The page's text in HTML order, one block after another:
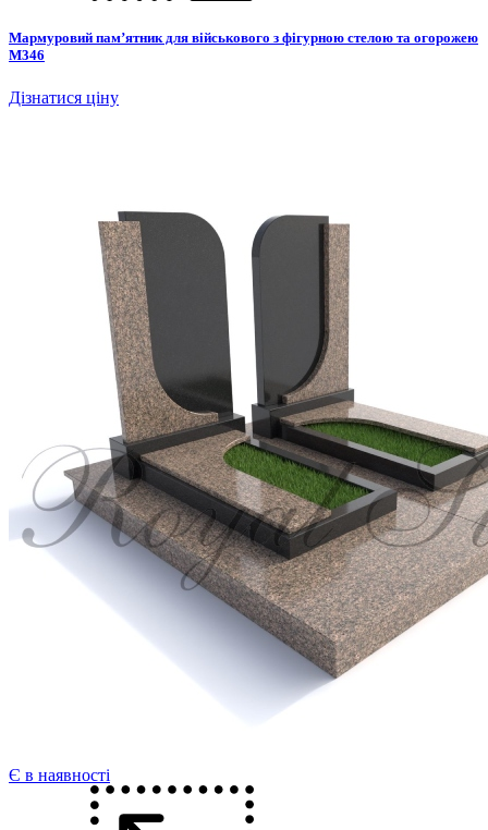
Мармуровий пам’ятник для військового з фігурною стелою та огорожею
М346
Дізнатися ціну
Є в наявності